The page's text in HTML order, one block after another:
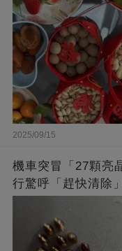
2025/09/15
機車突冒「27顆亮
行驚呼「趕快清除」